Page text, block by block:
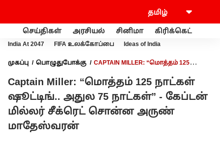
செய்திகள் அரசியல் சினிமா கிரிக்கெட்
India At 2047 FIFA உலக்கோப்பை Ideas of India
முகப்பு பொழுதுபோக்கு
CAPTAIN MILLER: “மொத்தம் 125
சொன்ன அருண் மாதேஸ்வரன்
Captain Miller: “மொத்தம் 125 நாட்கள்
ஷூட்டிங்.. அதுல 75 நாட்கள்” - கேப்டன்
மில்லர் சீக்ரெட் சொன்ன அருண்
மாதேஸ்வரன்